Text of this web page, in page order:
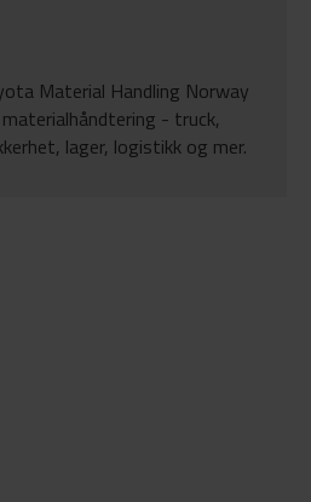
Material Handling Norway
- truck,
lager, logistikk og mer.